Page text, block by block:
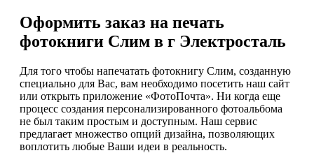
Оформить заказ на печать
фотокниги Слим в г Электросталь
Для того чтобы напечатать фотокнигу Слим, созданную
специально для Вас, вам необходимо посетить наш сайт
или открыть приложение «ФотоПочта». Ни когда еще
процесс создания персонализированного фотоальбома
не был таким простым и доступным. Наш сервис
предлагает множество опций дизайна, позволяющих
воплотить любые Ваши идеи в реальность.